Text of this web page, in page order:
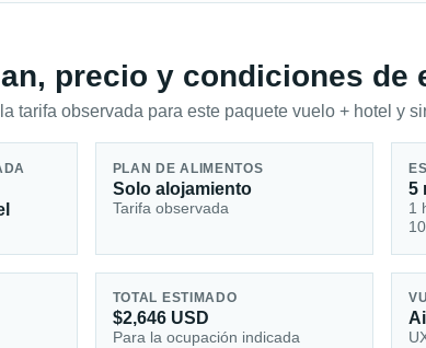
precio y condiciones de
tarifa observada para este paquete vuelo + hotel y
PLAN DE ALIMENTOS
Solo alojamiento
Tarifa observada
5
1
TOTAL ESTIMADO
$2,646 USD
Para la ocupación indicada